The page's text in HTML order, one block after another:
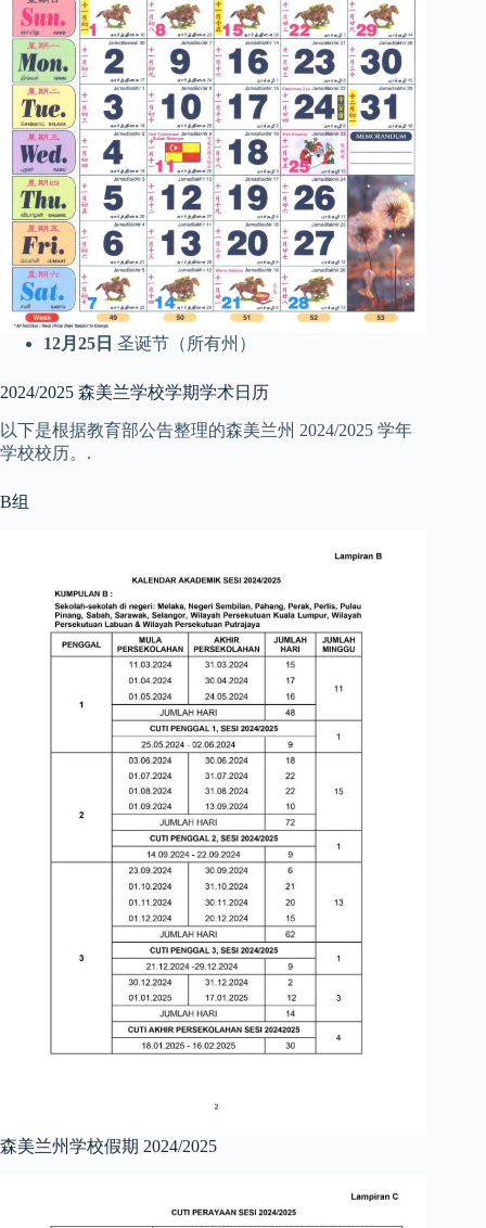
12月25日 圣诞节（所有州）
2024/2025 森美兰学校学期学术日历
以下是根据教育部公告整理的森美兰州 2024/2025 学年
学校校历。.
B组
森美兰州学校假期 2024/2025